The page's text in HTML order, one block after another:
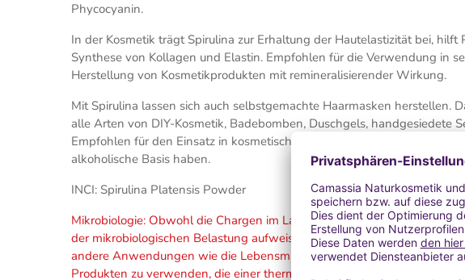
Phycocyanin.
In der Kosmetik trägt Spirulina zur Erhaltung der Hautelastizität bei,
Synthese von Kollagen und Elastin. Empfohlen für die Verwendung in
Herstellung von Kosmetikprodukten mit remineralisierender Wirkung.
Mit Spirulina lassen sich auch selbstgemachte Haarmasken herstellen.
alle Arten von DIY-Kosmetik, Badebomben, Duschgels, handgesiedete
Empfohlen für den Einsatz in kosmetischen Produkten, die einer
alkoholische Basis haben.
INCI: Spirulina Platensis Powder
Mikrobiologie: Obwohl die Chargen im Labor analysiert werden, kann
der mikrobiologischen Belastung aufweisen. Da es sich um Pflanzen
andere Anwendungen wie die Lebensmittelverwendung bestimmt sind,
Produkten zu verwenden, die einer thermischen Behandlung